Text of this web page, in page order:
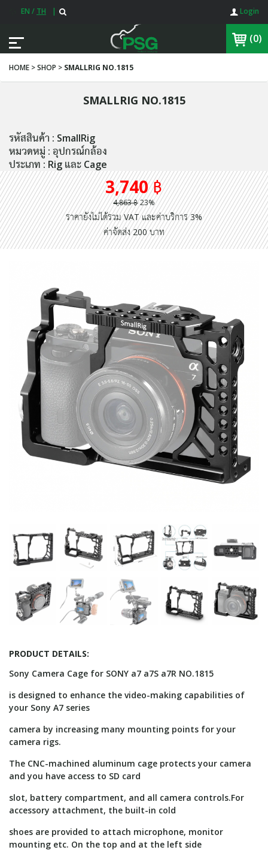
EN / TH | Login
(0)
HOME > SHOP > SMALLRIG NO.1815
SMALLRIG NO.1815
รหัสสินค้า : SmallRig
หมวดหมู่ : อุปกรณ์กล้อง
ประเภท : Rig และ Cage
3,740 ฿
4,863 ฿23%
ราคายังไม่ได้รวม VAT และค่าบริการ 3%
ค่าจัดส่ง 200 บาท
PRODUCT DETAILS:
Sony Camera Cage for SONY a7 a7S a7R NO.1815
is designed to enhance the video-making capabilities of
your Sony A7 series
camera by increasing many mounting points for your
camera rigs.
The CNC-machined aluminum cage protects your camera
and you have access to SD card
slot, battery compartment, and all camera controls.For
accessory attachment, the built-in cold
shoes are provided to attach microphone, monitor
mounting etc. On the top and at the left side